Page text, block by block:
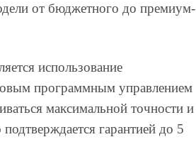
от бюджетного до премиум-
использование
программным управлением
максимальной точности и
гарантией до 5